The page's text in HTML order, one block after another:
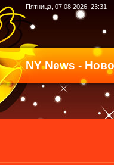
Пятница, 07.08.2026, 23:31
NY News -